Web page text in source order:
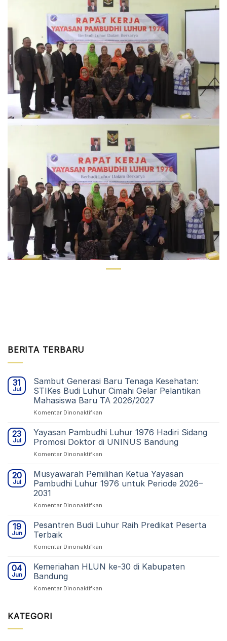
BERITA TERBARU
31
Jul
Sambut Generasi Baru Tenaga Kesehatan:
STIKes Budi Luhur Cimahi Gelar Pelantikan
Mahasiswa Baru TA 2026/2027
Komentar Dinonaktifkan
Generasi
Baru
Tenaga
Budi
Luhur
Baru
23
Jul
Yayasan Pambudhi Luhur 1976 Hadiri Sidang
Promosi Doktor di UNINUS Bandung
Komentar Dinonaktifkan
Pambudhi
Luhur
1976
Doktor
20
Jul
Musyawarah Pemilihan Ketua Yayasan
Pambudhi Luhur 1976 untuk Periode 2026–
2031
Komentar Dinonaktifkan
Pemilihan
Ketua
1976
19
Jun
Pesantren Budi Luhur Raih Predikat Peserta
Terbaik
Komentar Dinonaktifkan
Budi
Luhur
04
Jun
Kemeriahan HLUN ke-30 di Kabupaten
Bandung
Komentar Dinonaktifkan
KATEGORI